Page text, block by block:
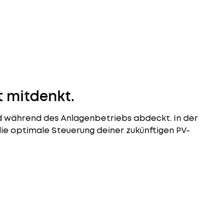
mitdenkt.
während des Anlagenbetriebs abdeckt. In der
optimale Steuerung deiner zukünftigen PV-